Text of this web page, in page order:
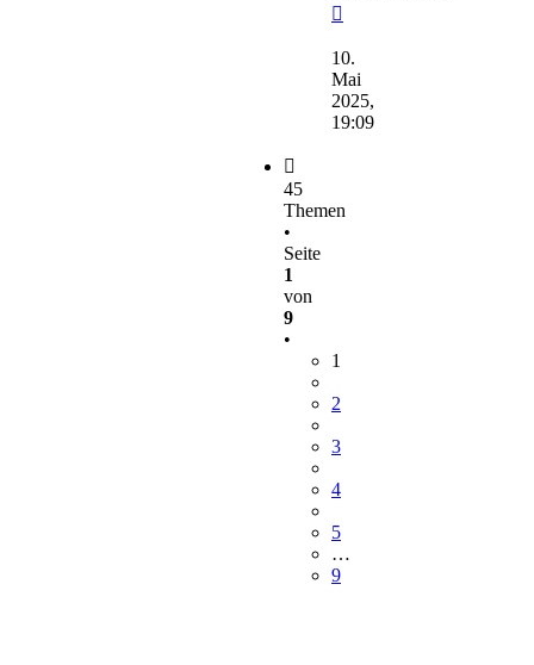
Beitrag
10.
Mai
2025,
19:09
45
Themen
•
Seite
1
von
9
•
1
2
3
4
5
…
9